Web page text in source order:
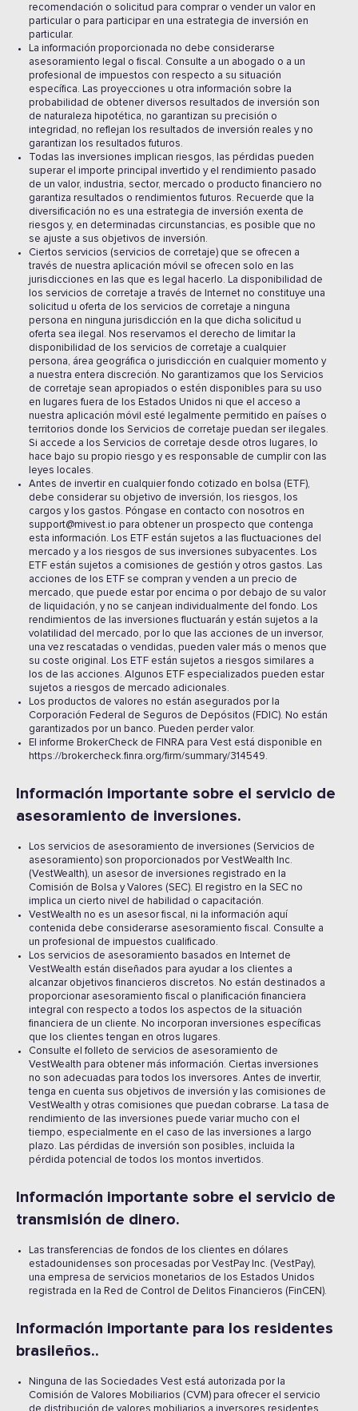
recomendación o solicitud para comprar o vender un valor en
particular o para participar en una estrategia de inversión en
particular.
La información proporcionada no debe considerarse
asesoramiento legal o fiscal. Consulte a un abogado o a un
profesional de impuestos con respecto a su situación
específica. Las proyecciones u otra información sobre la
probabilidad de obtener diversos resultados de inversión son
de naturaleza hipotética, no garantizan su precisión o
integridad, no reflejan los resultados de inversión reales y no
garantizan los resultados futuros.
Todas las inversiones implican riesgos, las pérdidas pueden
superar el importe principal invertido y el rendimiento pasado
de un valor, industria, sector, mercado o producto financiero no
garantiza resultados o rendimientos futuros. Recuerde que la
diversificación no es una estrategia de inversión exenta de
riesgos y, en determinadas circunstancias, es posible que no
se ajuste a sus objetivos de inversión.
Ciertos servicios (servicios de corretaje) que se ofrecen a
través de nuestra aplicación móvil se ofrecen solo en las
jurisdicciones en las que es legal hacerlo. La disponibilidad de
los servicios de corretaje a través de Internet no constituye una
solicitud u oferta de los servicios de corretaje a ninguna
persona en ninguna jurisdicción en la que dicha solicitud u
oferta sea ilegal. Nos reservamos el derecho de limitar la
disponibilidad de los servicios de corretaje a cualquier
persona, área geográfica o jurisdicción en cualquier momento y
a nuestra entera discreción. No garantizamos que los Servicios
de corretaje sean apropiados o estén disponibles para su uso
en lugares fuera de los Estados Unidos ni que el acceso a
nuestra aplicación móvil esté legalmente permitido en países o
territorios donde los Servicios de corretaje puedan ser ilegales.
Si accede a los Servicios de corretaje desde otros lugares, lo
hace bajo su propio riesgo y es responsable de cumplir con las
leyes locales.
Antes de invertir en cualquier fondo cotizado en bolsa (ETF),
debe considerar su objetivo de inversión, los riesgos, los
cargos y los gastos. Póngase en contacto con nosotros en
support@mivest.io para obtener un prospecto que contenga
esta información. Los ETF están sujetos a las fluctuaciones del
mercado y a los riesgos de sus inversiones subyacentes. Los
ETF están sujetos a comisiones de gestión y otros gastos. Las
acciones de los ETF se compran y venden a un precio de
mercado, que puede estar por encima o por debajo de su valor
de liquidación, y no se canjean individualmente del fondo. Los
rendimientos de las inversiones fluctuarán y están sujetos a la
volatilidad del mercado, por lo que las acciones de un inversor,
una vez rescatadas o vendidas, pueden valer más o menos que
su coste original. Los ETF están sujetos a riesgos similares a
los de las acciones. Algunos ETF especializados pueden estar
sujetos a riesgos de mercado adicionales.
Los productos de valores no están asegurados por la
Corporación Federal de Seguros de Depósitos (FDIC). No están
garantizados por un banco. Pueden perder valor.
El informe BrokerCheck de FINRA para Vest está disponible en
https://brokercheck.finra.org/firm/summary/314549.
Información importante sobre el servicio de
asesoramiento de inversiones.
Los servicios de asesoramiento de inversiones (Servicios de
asesoramiento) son proporcionados por VestWealth Inc.
(VestWealth), un asesor de inversiones registrado en la
Comisión de Bolsa y Valores (SEC). El registro en la SEC no
implica un cierto nivel de habilidad o capacitación.
VestWealth no es un asesor fiscal, ni la información aquí
contenida debe considerarse asesoramiento fiscal. Consulte a
un profesional de impuestos cualificado.
Los servicios de asesoramiento basados en Internet de
VestWealth están diseñados para ayudar a los clientes a
alcanzar objetivos financieros discretos. No están destinados a
proporcionar asesoramiento fiscal o planificación financiera
integral con respecto a todos los aspectos de la situación
financiera de un cliente. No incorporan inversiones específicas
que los clientes tengan en otros lugares.
Consulte el folleto de servicios de asesoramiento de
VestWealth para obtener más información. Ciertas inversiones
no son adecuadas para todos los inversores. Antes de invertir,
tenga en cuenta sus objetivos de inversión y las comisiones de
VestWealth y otras comisiones que puedan cobrarse. La tasa de
rendimiento de las inversiones puede variar mucho con el
tiempo, especialmente en el caso de las inversiones a largo
plazo. Las pérdidas de inversión son posibles, incluida la
pérdida potencial de todos los montos invertidos.
Información importante sobre el servicio de
transmisión de dinero.
Las transferencias de fondos de los clientes en dólares
estadounidenses son procesadas por VestPay Inc. (VestPay),
una empresa de servicios monetarios de los Estados Unidos
registrada en la Red de Control de Delitos Financieros (FinCEN).
Información importante para los residentes
brasileños..
Ninguna de las Sociedades Vest está autorizada por la
Comisión de Valores Mobiliarios (CVM) para ofrecer el servicio